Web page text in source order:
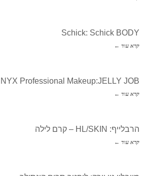
Schick: Schick BODY
קרא עוד ←
NYX Professional Makeup:JELLY JOB
קרא עוד ←
הרבלייף: HL/SKIN – קרם לילה
קרא עוד ←